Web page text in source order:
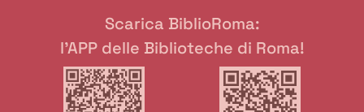
Scarica BiblioRoma:
l'APP delle Biblioteche di Roma!